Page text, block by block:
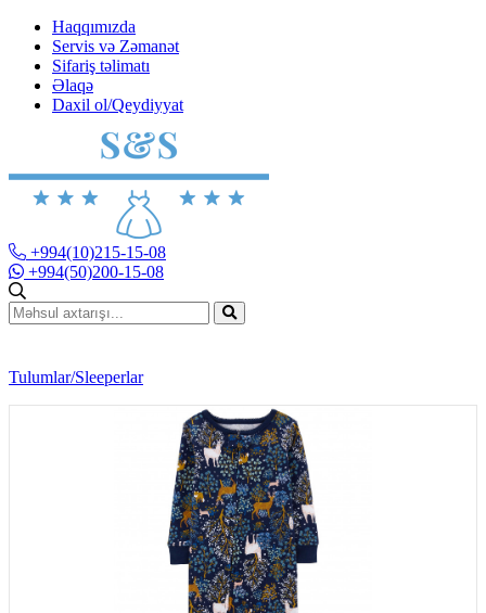
Haqqımızda
Servis və Zəmanət
Sifariş təlimatı
Əlaqə
Daxil ol/Qeydiyyat
+994(10)215-15-08
+994(50)200-15-08
Tulumlar/Sleeperlar